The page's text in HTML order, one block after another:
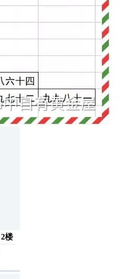
2楼